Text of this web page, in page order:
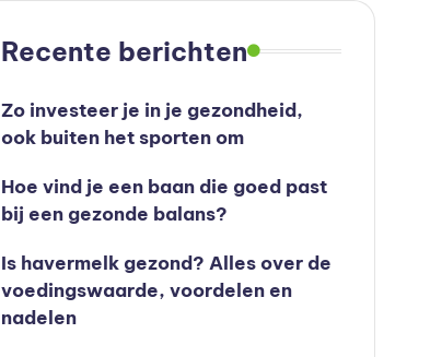
Recente berichten
Zo investeer je in je gezondheid,
ook buiten het sporten om
Hoe vind je een baan die goed past
bij een gezonde balans?
Is havermelk gezond? Alles over de
voedingswaarde, voordelen en
nadelen